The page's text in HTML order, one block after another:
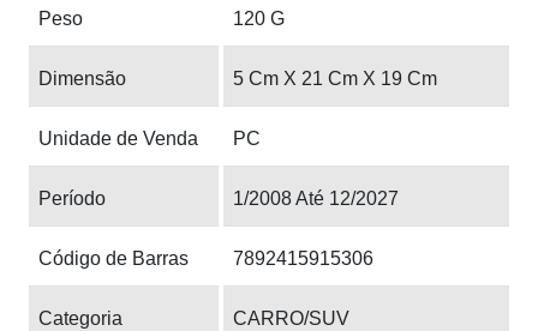
Peso 120 G
Dimensão 5 Cm X 21 Cm X 19 Cm
Unidade de Venda PC
Período 1/2008 Até 12/2027
Código de Barras 7892415915306
Categoria CARRO/SUV